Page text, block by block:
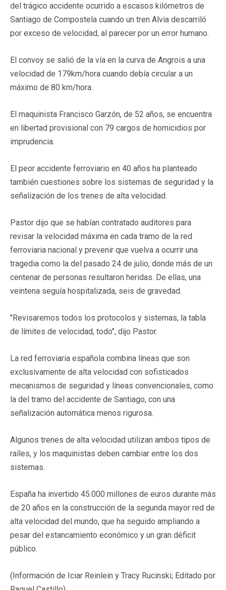
del trágico accidente ocurrido a escasos kilómetros de
Santiago de Compostela cuando un tren Alvia descarriló
por exceso de velocidad, al parecer por un error humano.
El convoy se salió de la vía en la curva de Angrois a una
velocidad de 179km/hora cuando debía circular a un
máximo de 80 km/hora.
El maquinista Francisco Garzón, de 52 años, se encuentra
en libertad provisional con 79 cargos de homicidios por
imprudencia.
El peor accidente ferroviario en 40 años ha planteado
también cuestiones sobre los sistemas de seguridad y la
señalización de los trenes de alta velocidad.
Pastor dijo que se habían contratado auditores para
revisar la velocidad máxima en cada tramo de la red
ferroviaria nacional y prevenir que vuelva a ocurrir una
tragedia como la del pasado 24 de julio, donde más de un
centenar de personas resultaron heridas. De ellas, una
veintena seguía hospitalizada, seis de gravedad.
"Revisaremos todos los protocolos y sistemas, la tabla
de límites de velocidad, todo", dijo Pastor.
La red ferroviaria española combina líneas que son
exclusivamente de alta velocidad con sofisticados
mecanismos de seguridad y líneas convencionales, como
la del tramo del accidente de Santiago, con una
señalización automática menos rigurosa.
Algunos trenes de alta velocidad utilizan ambos tipos de
raíles, y los maquinistas deben cambiar entre los dos
sistemas.
España ha invertido 45.000 millones de euros durante más
de 20 años en la construcción de la segunda mayor red de
alta velocidad del mundo, que ha seguido ampliando a
pesar del estancamiento económico y un gran déficit
público.
(Información de Iciar Reinlein y Tracy Rucinski; Editado por